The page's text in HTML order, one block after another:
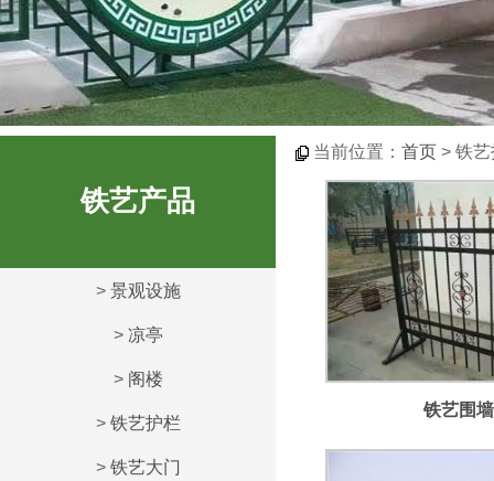
铁艺产品
> 景观设施
> 凉亭
> 阁楼
> 铁艺护栏
> 铁艺大门
当前位置： 首页 > 铁
铁艺围